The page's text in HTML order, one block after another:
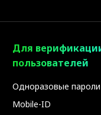
Для
пользователей
Одноразовые пароли
Mobile-ID